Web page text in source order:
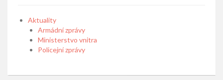
Aktuality
Armádní zprávy
Ministerstvo vnitra
Policejní zprávy